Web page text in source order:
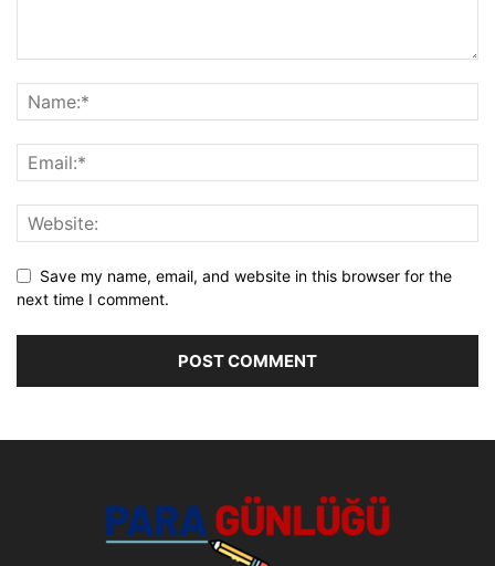
Save my name, email, and website in this browser for the
next time I comment.